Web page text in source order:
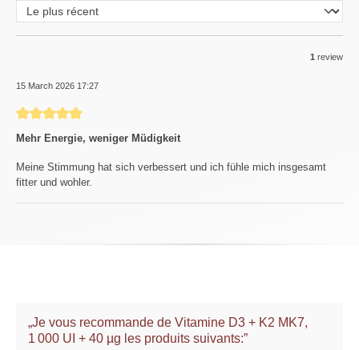
1 review
15 March 2026 17:27
Review with rating of 5 out of 5 stars
Mehr Energie, weniger Müdigkeit
Meine Stimmung hat sich verbessert und ich fühle mich insgesamt
fitter und wohler.
„Je vous recommande de Vitamine D3 + K2 MK7,
1 000 UI + 40 µg les produits suivants:”